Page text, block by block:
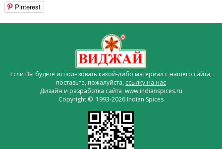
Pinterest
Если Вы будете использовать какой-либо материал с нашего сайта,
поставьте, пожалуйста, ссылку на нас
Дизайн и разработка сайта www.indianspices.ru
Copyright © 1993-2026 Indian Spices